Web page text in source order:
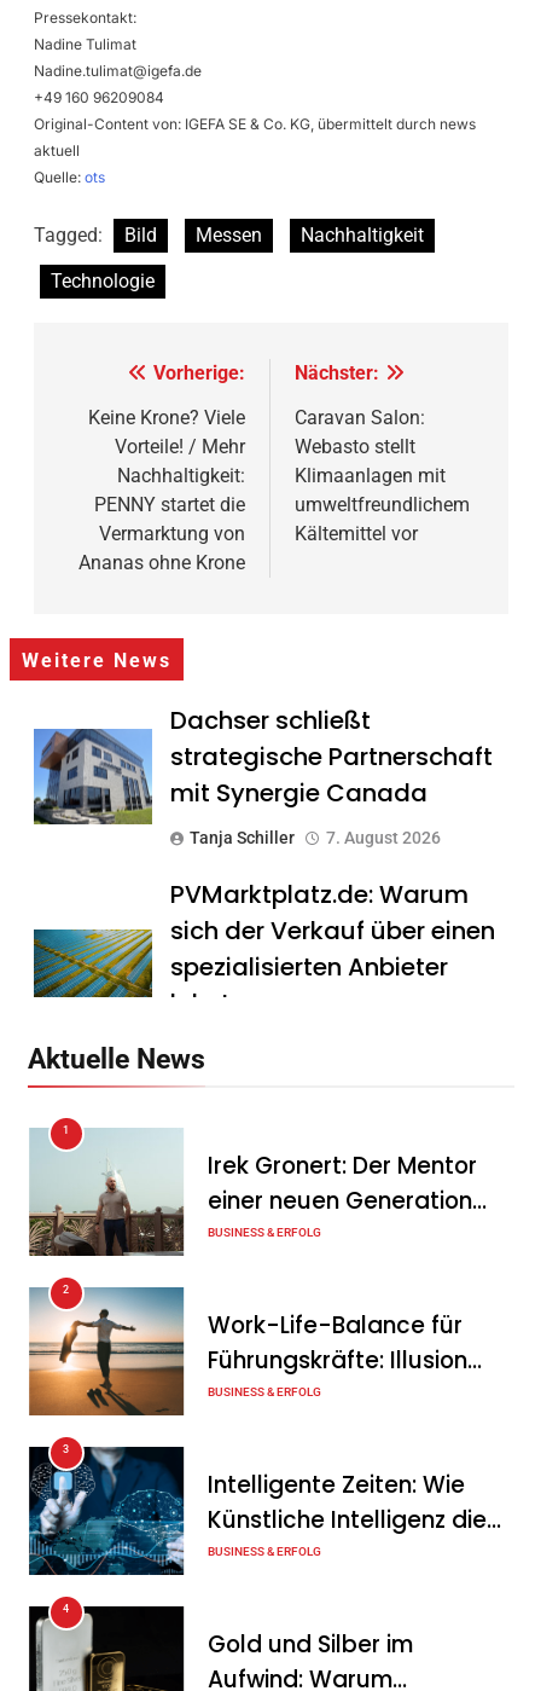
Pressekontakt:
Nadine Tulimat
Nadine.tulimat@igefa.de
+49 160 96209084
Original-Content von: IGEFA SE & Co. KG, übermittelt durch news
aktuell
Quelle: ots
Tagged: Bild Messen
Nachhaltigkeit
Technologie
Beitragsnavigation
Vorherige:
Keine Krone? Viele
Vorteile! / Mehr
Nachhaltigkeit:
PENNY startet die
Vermarktung von
Ananas ohne Krone
Nächster:
Caravan Salon:
Webasto stellt
Klimaanlagen mit
umweltfreundlichem
Kältemittel vor
Weitere News
Dachser schließt
strategische Partnerschaft
mit Synergie Canada
Tanja Schiller 7. August 2026
PVMarktplatz.de: Warum
sich der Verkauf über einen
spezialisierten Anbieter
lohnt
Mitarbeitergespräch pro
Jahr nichts verändert – und
was stattdessen
Verbindlichkeit schafft
Tanja Schiller 7. August 2026
Wenn jede Minute zählt: Wie
Onboard-Kurier-Spezialist
Notfalllogistik neu denkt
6. August 2026
Aktuelle News
1
Irek Gronert: Der Mentor
einer neuen Generation
von Unternehmern
BUSINESS & ERFOLG
2
Work-Life-Balance für
Führungskräfte: Illusion
oder echte Chance?
BUSINESS & ERFOLG
3
Intelligente Zeiten: Wie
Künstliche Intelligenz die
Geschäftswelt verändert
BUSINESS & ERFOLG
4
Gold und Silber im
Aufwind: Warum